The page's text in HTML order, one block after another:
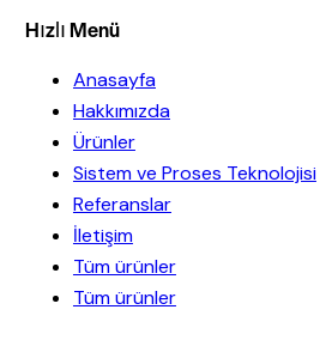
Hızlı Menü
Anasayfa
Hakkımızda
Ürünler
Sistem ve Proses Teknolojisi
Referanslar
İletişim
Tüm ürünler
Tüm ürünler